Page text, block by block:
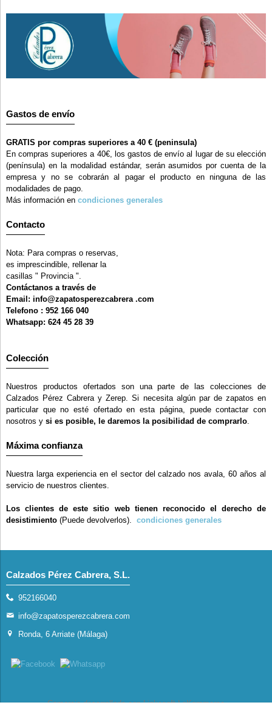
Gastos de envío
GRATIS por compras superiores a 40 € (peninsula)
En compras superiores a 40€, los gastos de envío al lugar de su elección
(península) en la modalidad estándar, serán asumidos por cuenta de la
empresa y no se cobrarán al pagar el producto en ninguna de las
modalidades de pago.
Más información en condiciones generales
Contacto
Nota: Para compras o reservas,
es imprescindible, rellenar la
casillas " Provincia ".
Contáctanos a través de
Email: info@zapatosperezcabrera .com
Telefono : 952 166 040
Whatsapp: 624 45 28 39
Colección
Nuestros productos ofertados son una parte de las colecciones de
Calzados Pérez Cabrera y Zerep. Si necesita algún par de zapatos en
particular que no esté ofertado en esta página, puede contactar con
nosotros y si es posible, le daremos la posibilidad de comprarlo.
Máxima confianza
Nuestra larga experiencia en el sector del calzado nos avala, 60 años al
servicio de nuestros clientes.
Los clientes de este sitio web tienen reconocido el derecho de
desistimiento (Puede devolverlos). condiciones generales
Calzados Pérez Cabrera, S.L.
952166040
info@zapatosperezcabrera.com
Ronda, 6 Arriate (Málaga)
Comercio desarrollado conLinkasoft LeKommerce